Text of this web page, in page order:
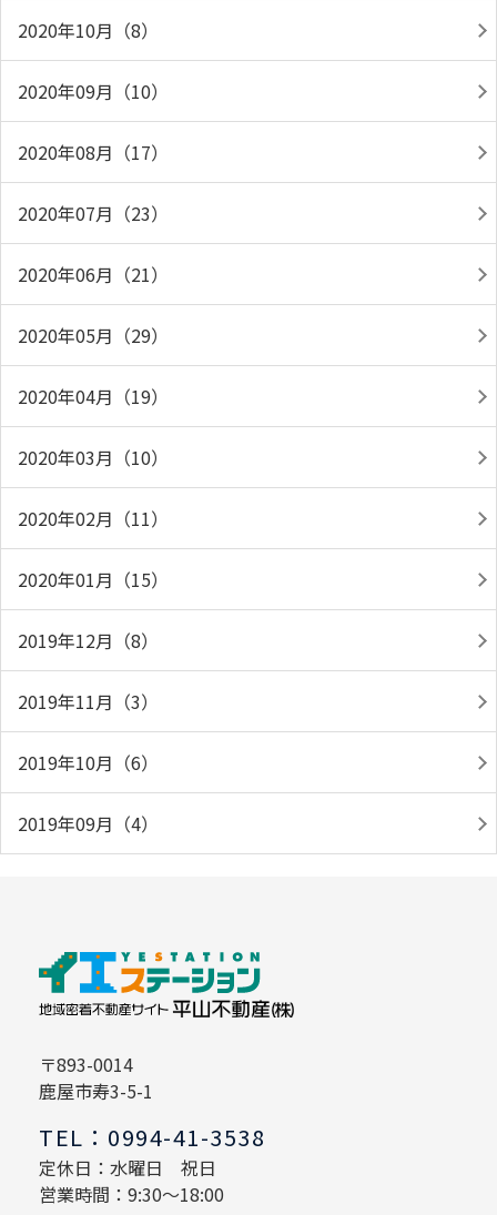
2020年10月（8）
2020年09月（10）
2020年08月（17）
2020年07月（23）
2020年06月（21）
2020年05月（29）
2020年04月（19）
2020年03月（10）
2020年02月（11）
2020年01月（15）
2019年12月（8）
2019年11月（3）
2019年10月（6）
2019年09月（4）
〒893-0014
鹿屋市寿3-5-1
TEL：0994-41-3538
定休日：水曜日 祝日
営業時間：9:30～18:00